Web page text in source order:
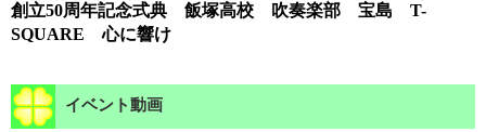
創立50周年記念式典 飯塚高校 吹奏楽部 宝島 T-
SQUARE 心に響け
イベント動画